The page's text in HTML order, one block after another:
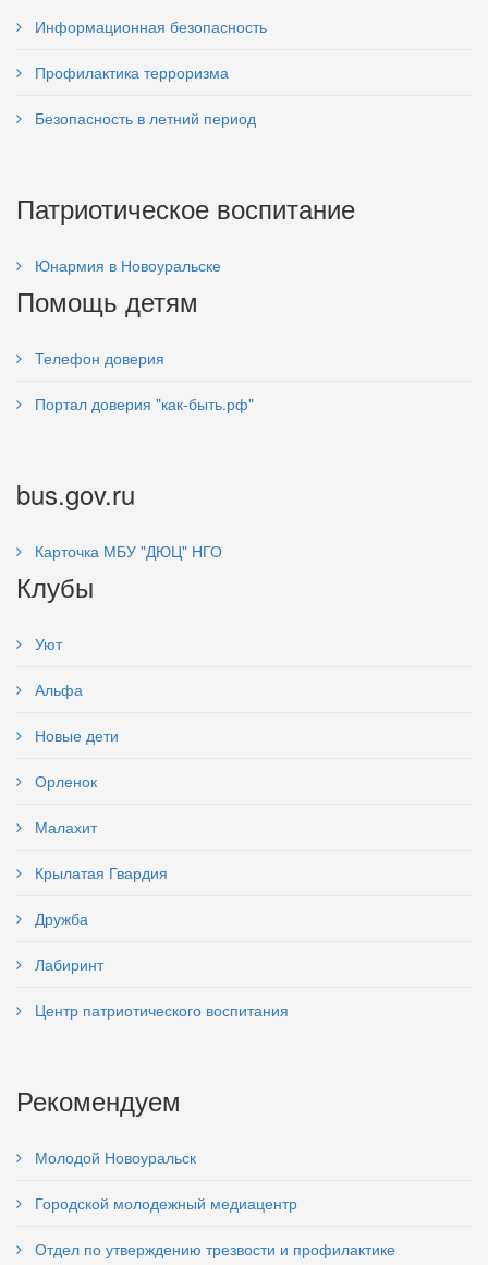
Информационная безопасность
Профилактика терроризма
Безопасность в летний период
Патриотическое воспитание
Юнармия в Новоуральске
Помощь детям
Телефон доверия
Портал доверия "как-быть.рф"
bus.gov.ru
Карточка МБУ "ДЮЦ" НГО
Клубы
Уют
Альфа
Новые дети
Орленок
Малахит
Крылатая Гвардия
Дружба
Лабиринт
Центр патриотического воспитания
Рекомендуем
Молодой Новоуральск
Городской молодежный медиацентр
Отдел по утверждению трезвости и профилактике